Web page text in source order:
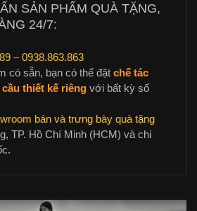
SẢN PHẨM QUÀ TẶNG,
24/7:
–0938.863.863
có sẵn, bạn có thể đặt chế tác
thiết kế riêng với bất kỳ số
bán và trưng bày quà tặng
TP. Hồ Chí Minh (HCM) và chi